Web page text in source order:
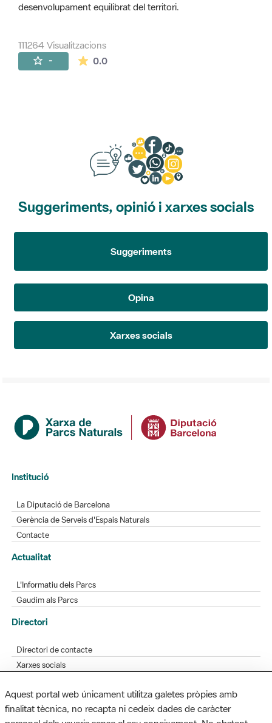
desenvolupament equilibrat del territori.
111264 Visualitzacions
- 0.0La mitjana de les valoracions és de 0
Suggeriments, opinió i xarxes socials
Suggeriments
Opina
Xarxes socials
Institució
La Diputació de Barcelona
Gerència de Serveis d'Espais Naturals
Contacte
Actualitat
L'Informatiu dels Parcs
Gaudim als Parcs
Directori
Directori de contacte
Xarxes socials
Bústia de suggeriments
Opineu sobre els parcs
Aquest portal web únicament utilitza galetes pròpies amb
finalitat tècnica, no recapta ni cedeix dades de caràcter